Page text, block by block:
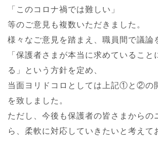
「このコロナ禍では難しい」
等のご意見も複数いただきました。
様々なご意見を踏まえ、職員間で議論
「保護者さまが本当に求めていること
る」という方針を定め、
当面ヨリドコロとしては上記①と②の
を致しました。
ただし、今後も保護者の皆さまからの
ら、柔軟に対応していきたいと考えて